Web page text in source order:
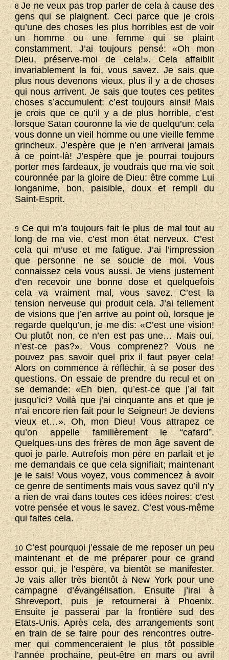
8Je ne veux pas trop parler de cela à cause des
gens qui se plaignent. Ceci parce que je crois
qu’une des choses les plus horribles est de voir
un homme ou une femme qui se plaint
constamment. J’ai toujours pensé: «Oh mon
Dieu, préserve-moi de cela!». Cela affaiblit
invariablement la foi, vous savez. Je sais que
plus nous devenons vieux, plus il y a de choses
qui nous arrivent. Je sais que toutes ces petites
choses s’accumulent: c’est toujours ainsi! Mais
je crois que ce qu’il y a de plus horrible, c’est
lorsque Satan couronne la vie de quelqu’un: cela
vous donne un vieil homme ou une vieille femme
grincheux. J’espère que je n’en arriverai jamais
à ce point-là! J’espère que je pourrai toujours
porter mes fardeaux, je voudrais que ma vie soit
couronnée par la gloire de Dieu: être comme Lui
longanime, bon, paisible, doux et rempli du
Saint-Esprit.
9Ce qui m’a toujours fait le plus de mal tout au
long de ma vie, c’est mon état nerveux. C’est
cela qui m’use et me fatigue. J’ai l’impression
que personne ne se soucie de moi. Vous
connaissez cela vous aussi. Je viens justement
d’en recevoir une bonne dose et quelquefois
cela va vraiment mal, vous savez. C’est la
tension nerveuse qui produit cela. J’ai tellement
de visions que j’en arrive au point où, lorsque je
regarde quelqu’un, je me dis: «C’est une vision!
Ou plutôt non, ce n’en est pas une… Mais oui,
n’est-ce pas?». Vous comprenez? Vous ne
pouvez pas savoir quel prix il faut payer cela!
Alors on commence à réfléchir, à se poser des
questions. On essaie de prendre du recul et on
se demande: «Eh bien, qu’est-ce que j’ai fait
jusqu’ici? Voilà que j’ai cinquante ans et que je
n’ai encore rien fait pour le Seigneur! Je deviens
vieux et…». Oh, mon Dieu! Vous attrapez ce
qu’on appelle familièrement le “cafard”.
Quelques-uns des frères de mon âge savent de
quoi je parle. Autrefois mon père en parlait et je
me demandais ce que cela signifiait; maintenant
je le sais! Vous voyez, vous commencez à avoir
ce genre de sentiments mais vous savez qu’il n’y
a rien de vrai dans toutes ces idées noires: c’est
votre pensée et vous le savez. C’est vous-même
qui faites cela.
10C’est pourquoi j’essaie de me reposer un peu
maintenant et de me préparer pour ce grand
essor qui, je l’espère, va bientôt se manifester.
Je vais aller très bientôt à New York pour une
campagne d’évangélisation. Ensuite j’irai à
Shreveport, puis je retournerai à Phoenix.
Ensuite je passerai par la frontière sud des
Etats-Unis. Après cela, des arrangements sont
en train de se faire pour des rencontres outre-
mer qui commenceraient le plus tôt possible
l’année prochaine, peut-être en mars ou avril